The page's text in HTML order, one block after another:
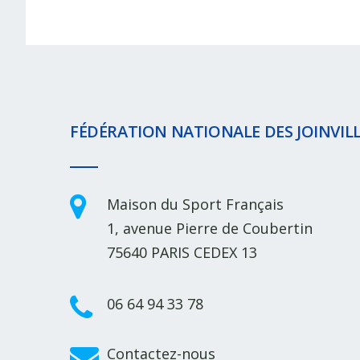
FÉDÉRATION NATIONALE DES
Maison du Sport Français
1, avenue Pierre de Coubertin
75640 PARIS CEDEX 13
06 64 94 33 78
Contactez-nous